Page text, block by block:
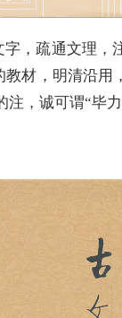
，疏通文理
材，明清沿
，诚可谓“毕力